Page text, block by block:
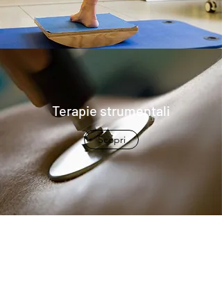
Terapie strumentali
Scopri